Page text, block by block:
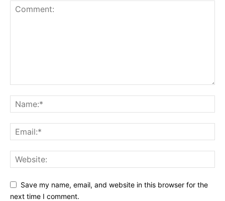
Save my name, email, and website in this browser for the
next time I comment.